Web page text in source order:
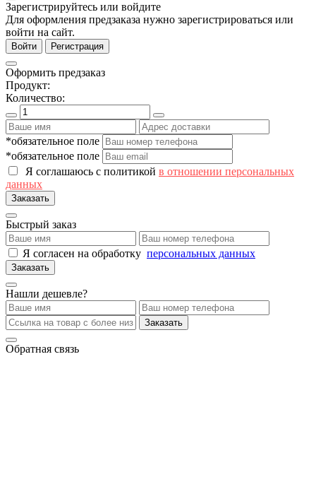
Зарегистрируйтесь или войдите
Для оформления предзаказа нужно зарегистрироваться или
войти на сайт.
Войти Регистрация
Оформить предзаказ
Продукт:
Количество:
*обязательное поле
*обязательное поле
Я соглашаюсь с политикой в отношении персональных
данных
Заказать
Быстрый заказ
Я согласен на обработку персональных данных
Заказать
Нашли дешевле?
Заказать
Обратная связь